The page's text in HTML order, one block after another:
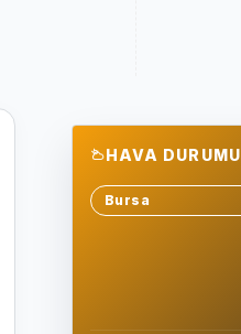
HAVA DURUMU
Sehir sec